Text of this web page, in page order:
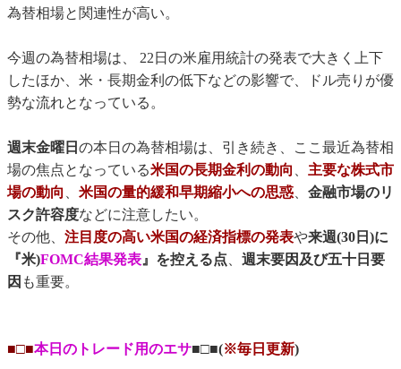
為替相場と関連性が高い。
今週の為替相場は、 22日の米雇用統計の発表で大きく上下
したほか、米・長期金利の低下などの影響で、ドル売りが優
勢な流れとなっている。
週末金曜日 の本日の為替相場は、引き続き、ここ最近為替相
場の焦点となっている米国の長期金利の動向 、 主要な株式市
場の動向 、 米国の量的緩和早期縮小への思惑、 金融市場のリ
スク許容度などに注意したい。
その他、 注目度の高い米国の経済指標の発表や来週(30日)に
『米)FOMC結果発表』を控える点、 週末要因及び五十日要
因 も重要。
■□■本日のトレード用のエサ■□■(※毎日更新)